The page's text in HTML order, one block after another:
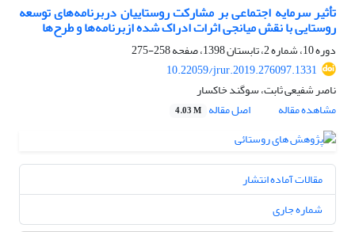
تأثیر سرمایه اجتماعی بر مشارکت روستاییان دربرنامه‌های توسعه
روستایی با نقش میانجی اثرات ادراک شده ازبرنامه‌ها و طرح‌ها
دوره 10، شماره 2، تابستان 1398، صفحه
258-275
10.22059/jrur.2019.276097.1331
ناصر شفیعی ثابت، سوگند خاکسار
مشاهده مقاله
اصل مقاله 4.03 M
مقالات آماده انتشار
شماره جاری